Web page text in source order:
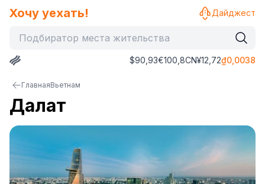
Хочу уехать!
$90,93€100,8CN¥12,72₫0,0038
Дайджест
ГлавнаяВьетнам
Далат